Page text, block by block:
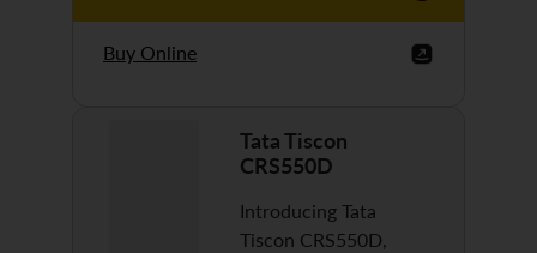
Buy Online
Tata Tiscon
CRS550D
Introducing Tata
Tiscon CRS550D,